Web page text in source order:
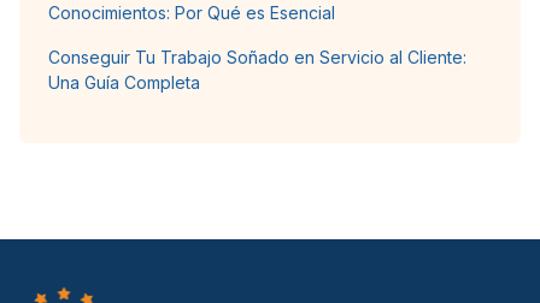
Conocimientos: Por Qué es Esencial
Conseguir Tu Trabajo Soñado en Servicio al Cliente:
Una Guía Completa